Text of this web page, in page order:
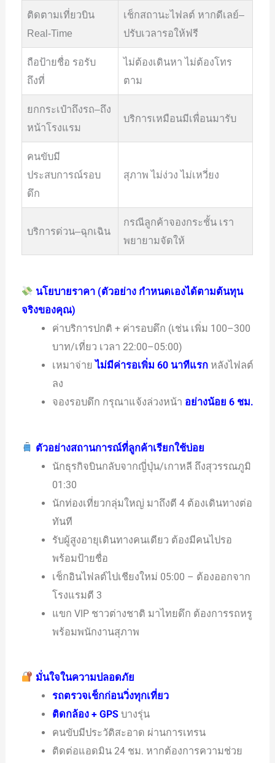
ติดตามเที่ยวบิน
Real-Time
เช็กสถานะไฟลต์ หากดีเลย์–
ปรับเวลารอให้ฟรี
ถือป้ายชื่อ รอรับ
ถึงที่
ไม่ต้องเดินหา ไม่ต้องโทร
ตาม
ยกกระเป๋าถึงรถ–ถึง
หน้าโรงแรม
บริการเหมือนมีเพื่อนมารับ
คนขับมี
ประสบการณ์รอบ
ดึก
สุภาพ ไม่ง่วง ไม่เหวี่ยง
บริการด่วน–ฉุกเฉิน
กรณีลูกค้าจองกระชั้น เรา
พยายามจัดให้
นโยบายราคา (ตัวอย่าง กำหนดเองได้ตามต้นทุน
จริงของคุณ)
ค่าบริการปกติ + ค่ารอบดึก (เช่น เพิ่ม 100–300
บาท/เที่ยว เวลา 22:00–05:00)
เหมาจ่ายไม่มีค่ารอเพิ่ม 60 นาทีแรก หลังไฟลต์
ลง
จองรอบดึก กรุณาแจ้งล่วงหน้า อย่างน้อย 6 ชม.
ตัวอย่างสถานการณ์ที่ลูกค้าเรียกใช้บ่อย
นักธุรกิจบินกลับจากญี่ปุ่น/เกาหลี ถึงสุวรรณภูมิ
01:30
นักท่องเที่ยวกลุ่มใหญ่ มาถึงตี 4 ต้องเดินทางต่อ
ทันที
รับผู้สูงอายุเดินทางคนเดียว ต้องมีคนไปรอ
พร้อมป้ายชื่อ
เช็กอินไฟลต์ไปเชียงใหม่ 05:00 – ต้องออกจาก
โรงแรมตี 3
แขก VIP ชาวต่างชาติ มาไทยดึก ต้องการรถหรู
พร้อมพนักงานสุภาพ
มั่นใจในความปลอดภัย
รถตรวจเช็กก่อนวิ่งทุกเที่ยว
ติดกล้อง + GPSบางรุ่น
คนขับมีประวัติสะอาด ผ่านการเทรน
ติดต่อแอดมิน 24 ชม. หากต้องการความช่วย